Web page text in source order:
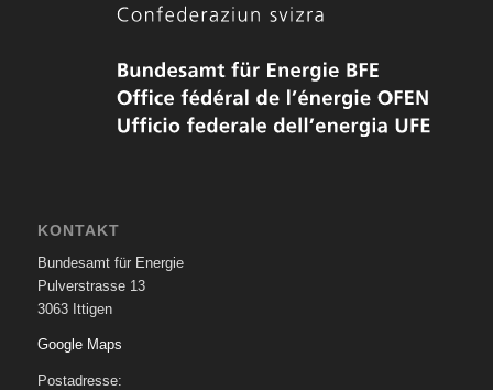
KONTAKT
Bundesamt für Energie
Pulverstrasse 13
3063 Ittigen
Google Maps
Postadresse: